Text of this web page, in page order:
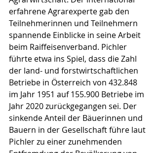
erfahrene Agrarexperte gab den
Teilnehmerinnen und Teilnehmern
spannende Einblicke in seine Arbeit
beim Raiffeisenverband. Pichler
führte etwa ins Spiel, dass die Zahl
der land- und forstwirtschaftlichen
Betriebe in Österreich von 432.848
im Jahr 1951 auf 155.900 Betriebe im
Jahr 2020 zurückgegangen sei. Der
sinkende Anteil der Bäuerinnen und
Bauern in der Gesellschaft führe laut
Pichler zu einer zunehmenden